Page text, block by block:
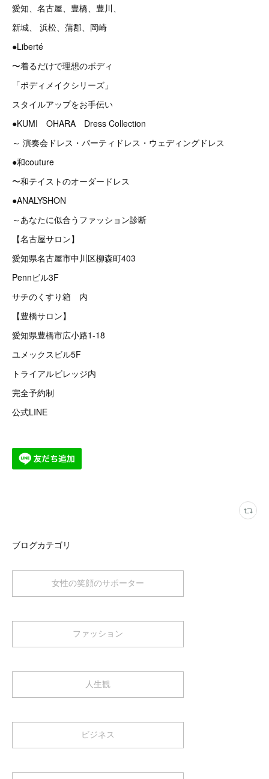
愛知、名古屋、豊橋、豊川、
新城、 浜松、蒲郡、岡崎
●Liberté
〜着るだけで理想のボディ
「ボディメイクシリーズ」
スタイルアップをお手伝い
●KUMI OHARA Dress Collection
～ 演奏会ドレス・パーティドレス・ウェディングドレス
●和couture
〜和テイストのオーダードレス
●ANALYSHON
～あなたに似合うファッション診断
【名古屋サロン】
愛知県名古屋市中川区柳森町403
Pennビル3F
サチのくすり箱 内
【豊橋サロン】
愛知県豊橋市広小路1-18
ユメックスビル5F
トライアルビレッジ内
完全予約制
公式LINE
ブログカテゴリ
女性の笑顔のサポーター
ファッション
人生観
ビジネス